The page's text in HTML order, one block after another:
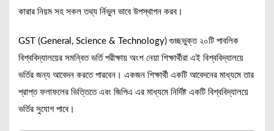
কারার নিয়ম সহ সকল তথ্য র্নিভুল ভাবে উপস্থাপন করব।
GST (General, Science & Technology) গুচ্ছভুক্ত ২০টি পাবলিক
বিশ্ববিদ্যালয়ের সমন্বিত ভর্তি পরীক্ষায় অংশ নেয়া শিক্ষার্থীরা এই বিশ্ববিদ্যালয়ে
ভর্তির জন্য আবেদন করতে পারবেন। একজন শিক্ষার্থী একটি আবেদনের মাধ্যমে তার
প্রাপ্ত ফলাফলের ভিত্তিতে এবং জিপিএ এর মাধ্যমে নির্দিষ্ট একটি বিশ্ববিদ্যালয়ে
ভর্তির সুযোগ পাবে।